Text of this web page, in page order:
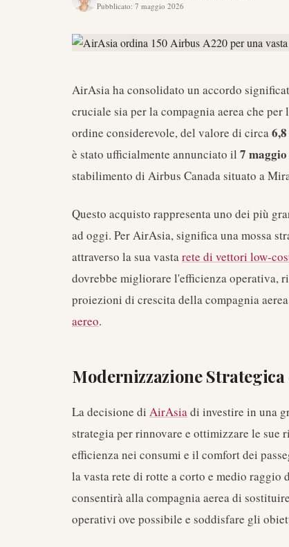
Pubblicato: 7 maggio 2026
AirAsia ha consolidato un accordo
cruciale sia per la compagnia aerea che
ordine considerevole, del valore di circa
è stato ufficialmente annunciato il 7
stabilimento di Airbus Canada situato a
Questo acquisto rappresenta uno dei più
ad oggi. Per AirAsia, significa una mossa
attraverso la sua vastarete di vettori low-
dovrebbe migliorare l'efficienza operativa,
proiezioni di crescita della compagnia
aereo.
Modernizzazione
La decisione di AirAsiadi investire in una
strategia per rinnovare e ottimizzare le sue
efficienza nei consumi e il comfort dei
la vasta rete di rotte a corto e medio
consentirà alla compagnia aerea di
operativi ove possibile e soddisfare gli